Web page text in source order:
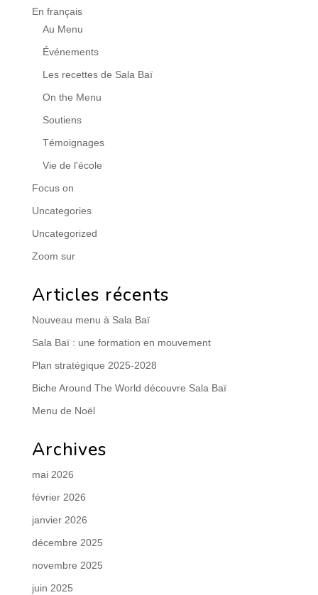
En français
Au Menu
Événements
Les recettes de Sala Baï
On the Menu
Soutiens
Témoignages
Vie de l'école
Focus on
Uncategories
Uncategorized
Zoom sur
Articles récents
Nouveau menu à Sala Baï
Sala Baï : une formation en mouvement
Plan stratégique 2025-2028
Biche Around The World découvre Sala Baï
Menu de Noël
Archives
mai 2026
février 2026
janvier 2026
décembre 2025
novembre 2025
juin 2025